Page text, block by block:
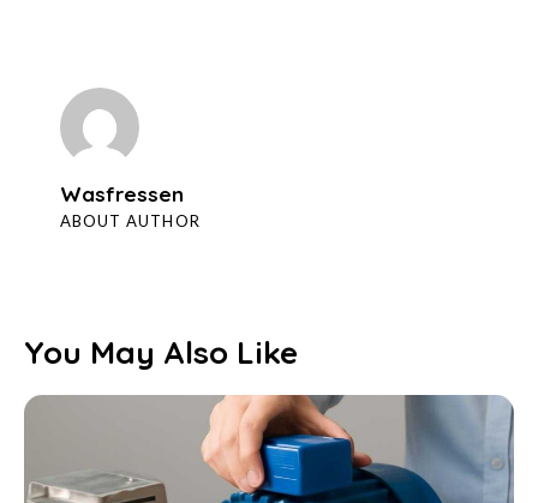
Wasfressen
ABOUT AUTHOR
You May Also Like